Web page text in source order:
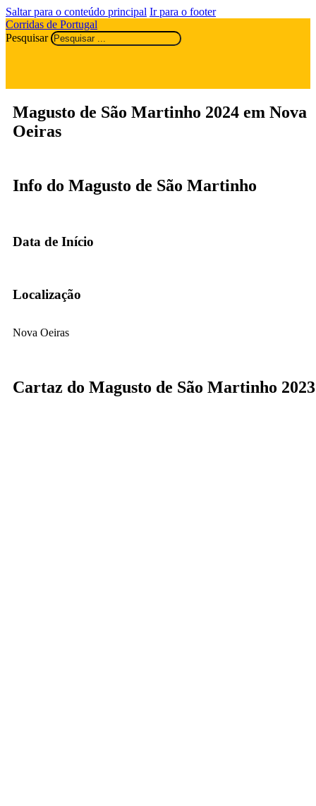
Saltar para o conteúdo principal Ir para o footer
Corridas de Portugal
Pesquisar
Magusto de São Martinho 2024 em Nova
Oeiras
Info do Magusto de São Martinho
Data de Início
Localização
Nova Oeiras
Cartaz do Magusto de São Martinho 2023